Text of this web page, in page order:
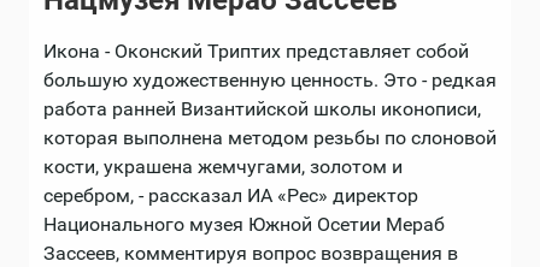
Икона - Оконский Триптих представляет собой
большую художественную ценность. Это - редкая
работа ранней Византийской школы иконописи,
которая выполнена методом резьбы по слоновой
кости, украшена жемчугами, золотом и
серебром, - рассказал ИА «Рес» директор
Национального музея Южной Осетии Мераб
Зассеев, комментируя вопрос возвращения в